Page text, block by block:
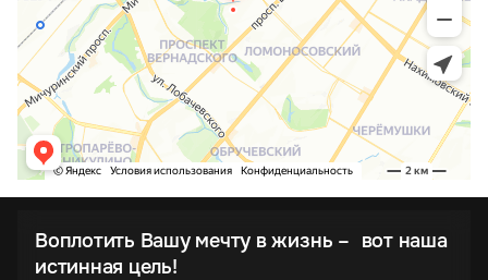
Воплотить Вашу мечту в жизнь – вот наша
истинная цель!